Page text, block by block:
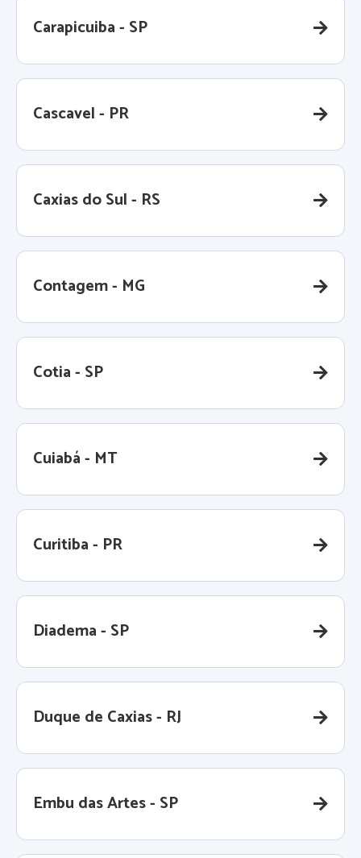
Carapicuiba - SP
Cascavel - PR
Caxias do Sul - RS
Contagem - MG
Cotia - SP
Cuiabá - MT
Curitiba - PR
Diadema - SP
Duque de Caxias - RJ
Embu das Artes - SP